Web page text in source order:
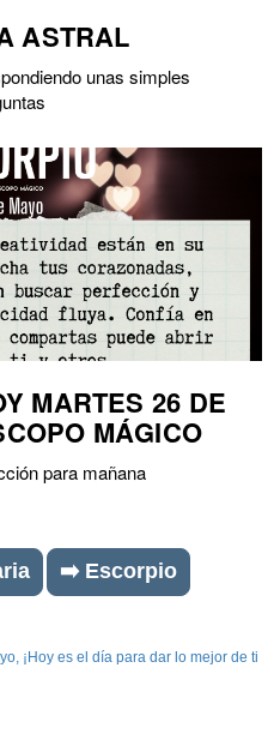
ASTRAL
unas simples
MARTES 26 DE
MÁGICO
para mañana
➡️ Escorpio
¡Hoy es el día para dar lo mejor de ti